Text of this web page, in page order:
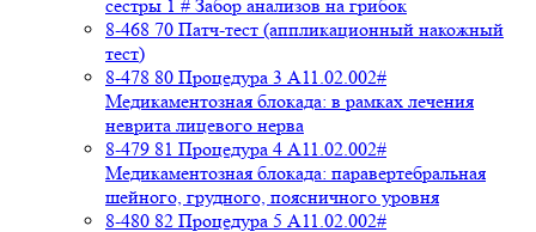
сестры 1 # Забор анализов на грибок
8-468 70 Патч-тест (аппликационный накожный
тест)
8-478 80 Процедура 3 A11.02.002#
Медикаментозная блокада: в рамках лечения
неврита лицевого нерва
8-479 81 Процедура 4 A11.02.002#
Медикаментозная блокада: паравертебральная
шейного, грудного, поясничного уровня
8-480 82 Процедура 5 A11.02.002#